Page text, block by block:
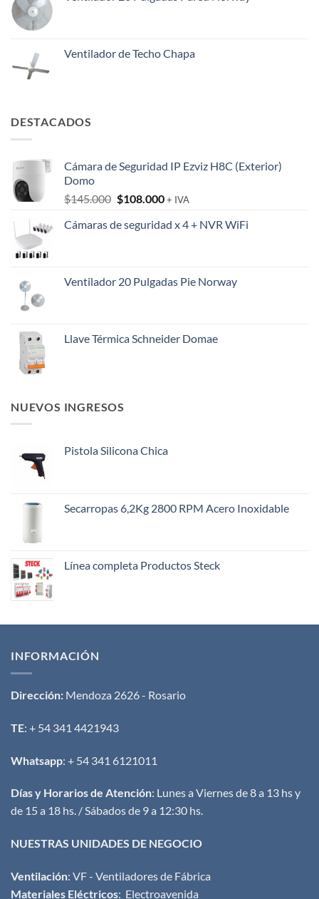
Ventilador de Techo Chapa
DESTACADOS
Cámara de Seguridad IP Ezviz H8C (Exterior)
Domo
$145.000 El
original
$108.000El
actual
+ IVA
Cámaras de seguridad x 4 + NVR WiFi
Ventilador 20 Pulgadas Pie Norway
Llave Térmica Schneider Domae
NUEVOS INGRESOS
Pistola Silicona Chica
Secarropas 6,2Kg 2800 RPM Acero Inoxidable
Línea completa Productos Steck
INFORMACIÓN
Dirección: Mendoza 2626 - Rosario
TE: + 54 341 4421943
Whatsapp: + 54 341 6121011
Días y Horarios de Atención: Lunes a Viernes de 8 a 13 hs y
de 15 a 18 hs. / Sábados de 9 a 12:30 hs.
NUESTRAS UNIDADES DE NEGOCIO
Ventilación: VF - Ventiladores de Fábrica
Materiales Eléctricos: Electroavenida